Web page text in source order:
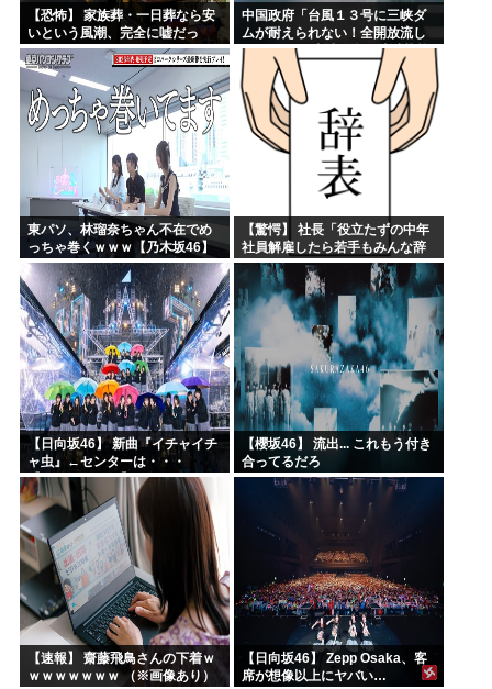
【恐怖】 家族葬・一日葬なら安
いという風潮、完全に嘘だっ
た・・・・
中国政府「台風１３号に三峡ダ
ムが耐えられない！全開放流し
ろ！」⇒ 下流域の街が壊滅状態
ｗｗｗｗｗ
東パソ、林瑠奈ちゃん不在でめ
っちゃ巻くｗｗｗ【乃木坂46】
【驚愕】 社長「役立たずの中年
社員解雇したら若手もみんな辞
めてしまった…」
【日向坂46】 新曲『イチャイチ
ャ虫』←センターは・・・
【18thシングル】
【櫻坂46】 流出... これもう付き
合ってるだろ
【速報】 齋藤飛鳥さんの下着ｗ
ｗｗｗｗｗｗｗ （※画像あり）
【日向坂46】 Zepp Osaka、客
席が想像以上にヤバい…